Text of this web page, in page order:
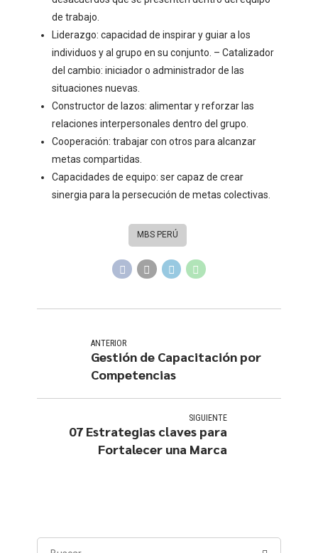
de trabajo.
Liderazgo: capacidad de inspirar y guiar a los
individuos y al grupo en su conjunto. – Catalizador
del cambio: iniciador o administrador de las
situaciones nuevas.
Constructor de lazos: alimentar y reforzar las
relaciones interpersonales dentro del grupo.
Cooperación: trabajar con otros para alcanzar
metas compartidas.
Capacidades de equipo: ser capaz de crear
sinergia para la persecución de metas colectivas.
MBS PERÚ
ANTERIOR
Gestión de Capacitación por
Competencias
SIGUIENTE
07 Estrategias claves para
Fortalecer una Marca